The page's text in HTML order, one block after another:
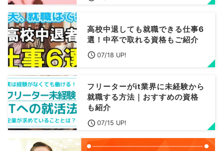
高校中退しても就職できる仕事6
選！中卒で取れる資格もご紹介
07/18 UP!
フリーターがit業界に未経験から
就職する方法｜おすすめの資格
も紹介
07/15 UP!